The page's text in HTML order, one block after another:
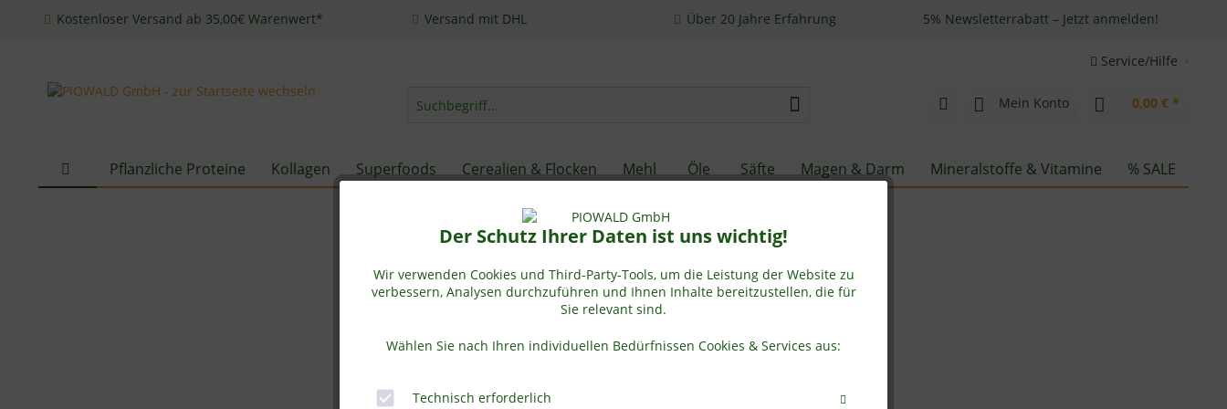
Kostenloser Versand ab 35,00€ Warenwert* Versand mit DHL Über 20 Jahre Erfahrung 5% Newsletterrabatt – Jetzt anmelden!
Service/Hilfe
Mein Konto 0,00 € *
Pflanzliche Proteine Kollagen Superfoods Cerealien & Flocken Mehl Öle Säfte Magen & Darm Mineralstoffe & Vitamine % SALE
Der Schutz Ihrer Daten ist uns wichtig!
Wir verwenden Cookies und Third-Party-Tools, um die Leistung der Website zu
verbessern, Analysen durchzuführen und Ihnen Inhalte bereitzustellen, die für
Sie relevant sind.
Wählen Sie nach Ihren individuellen Bedürfnissen Cookies & Services aus:
Technisch erforderlich